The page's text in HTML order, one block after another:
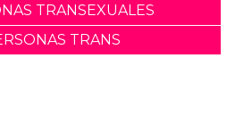
TRANSEXUALES
TRANS